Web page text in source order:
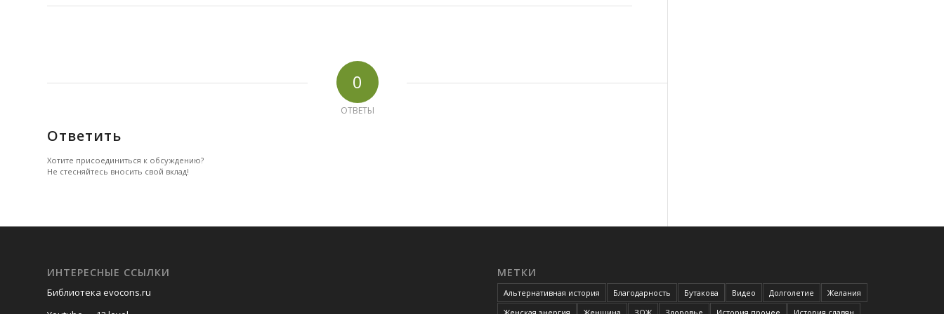
0
ОТВЕТЫ
Ответить
Хотите присоединиться к обсуждению?
Не стесняйтесь вносить свой вклад!
ИНТЕРЕСНЫЕ ССЫЛКИ
Библиотека evocons.ru
МЕТКИ
Альтернативная история Благодарность Бутакова Видео Долголетие
Желания